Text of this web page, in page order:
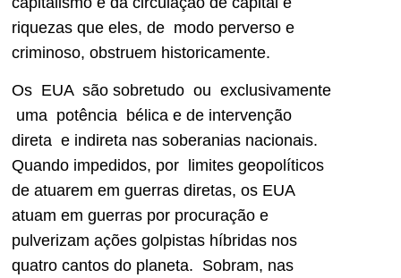
riquezas que eles, de modo perverso e
criminoso, obstruem historicamente.
Os EUA são sobretudo ou exclusivamente
uma potência bélica e de intervenção
direta e indireta nas soberanias nacionais.
Quando impedidos, por limites geopolíticos
de atuarem em guerras diretas, os EUA
atuam em guerras por procuração e
pulverizam ações golpistas híbridas nos
quatro cantos do planeta. Sobram, nas